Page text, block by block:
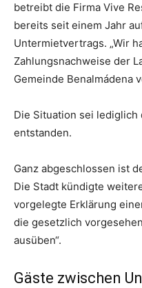
betreibt die Firma Vive
bereits seit einem Jahr
Untermietvertrags. „Wir
Zahlungsnachweise der
Gemeinde Benalmádena
Die Situation sei lediglich
entstanden.
Ganz abgeschlossen ist
Die Stadt kündigte
vorgelegte Erklärung
die gesetzlich
ausüben“.
Gäste zwischen